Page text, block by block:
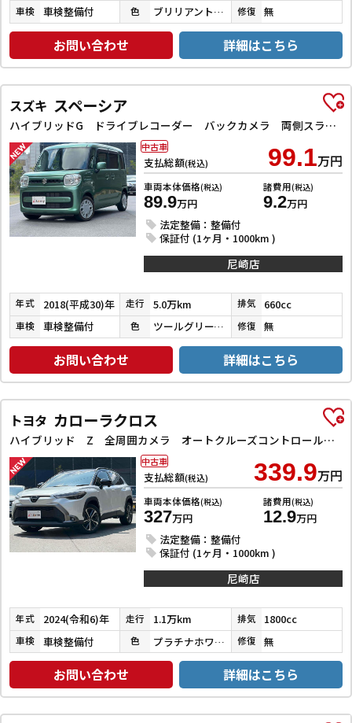
車検 車検整備付 色 ブリリアントホワイトパール３コートパール 修復 無
お問い合わせ 詳細はこちら
スズキ スペーシア
ハイブリッドG ドライブレコーダー バックカメラ 両側スライドドア ナビ TV スマートキー アイドリングストップ 電動格納ミラー ベンチシート CVT ESC CD DVD再生 Bluetooth エアコン
支払総額(税込) 99.1万円
車両本体価格(税込)
89.9万円
諸費用(税込)
9.2万円
法定整備：整備付
保証付 (1ヶ月・1000km )
中古車
尼崎店
年式 2018(平成30)年 走行 5.0万km 排気 660cc
車検 車検整備付 色 ツールグリーンパールメタリック 修復 無
お問い合わせ 詳細はこちら
トヨタ カローラクロス
ハイブリッド Z 全周囲カメラ オートクルーズコントロール レーンアシスト パワーシート 衝突被害軽減システム ナビ TV オートライト LEDヘッドランプ ヘッドライトウォッシャー 電動リアゲート アルミホイール
支払総額(税込) 339.9万円
車両本体価格(税込)
327万円
諸費用(税込)
12.9万円
法定整備：整備付
保証付 (1ヶ月・1000km )
中古車
尼崎店
年式 2024(令和6)年 走行 1.1万km 排気 1800cc
車検 車検整備付 色 プラチナホワイトパールマイカ／アティチュードブラックマイカ 修復 無
お問い合わせ 詳細はこちら